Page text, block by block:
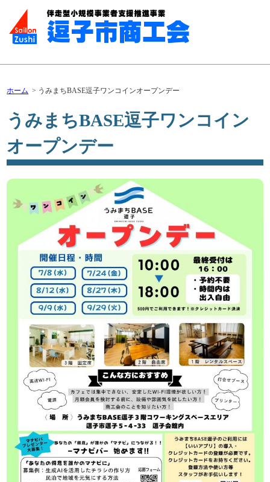
ホーム うみまちBASE逗子ワンコインオープンデー
うみまちBASE逗子ワンコイン
オープンデー